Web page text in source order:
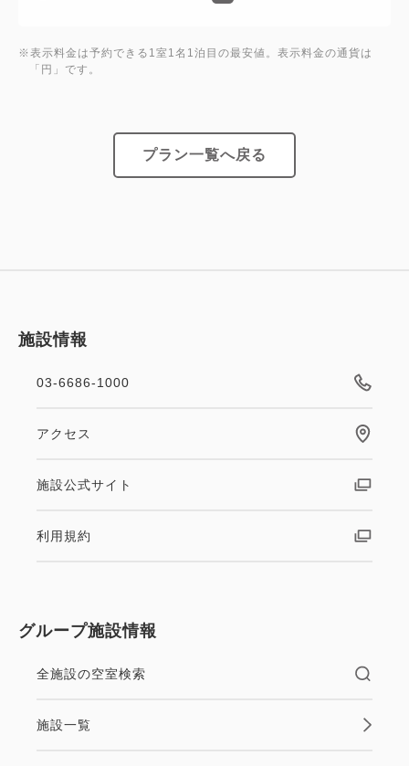
※表示料金は予約できる1室1名1泊目の最安値。表示料金の通貨は
「円」です。
プラン一覧へ戻る
施設情報
03-6686-1000
アクセス
施設公式サイト
利用規約
グループ施設情報
全施設の空室検索
施設一覧